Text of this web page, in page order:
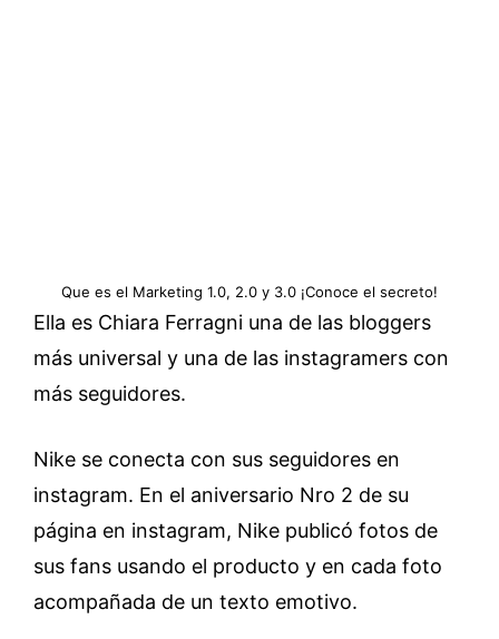
Que es el Marketing 1.0, 2.0 y 3.0 ¡Conoce el secreto!
Ella es Chiara Ferragni una de las bloggers
más universal y una de las instagramers con
más seguidores.
Nike se conecta con sus seguidores en
instagram. En el aniversario Nro 2 de su
página en instagram, Nike publicó fotos de
sus fans usando el producto y en cada foto
acompañada de un texto emotivo.